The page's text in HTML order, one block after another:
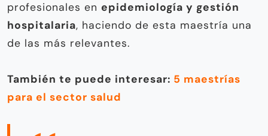
profesionales en epidemiología y gestión
hospitalaria, haciendo de esta maestría una
de las más relevantes.
También te puede interesar: 5 maestrías
para el sector salud